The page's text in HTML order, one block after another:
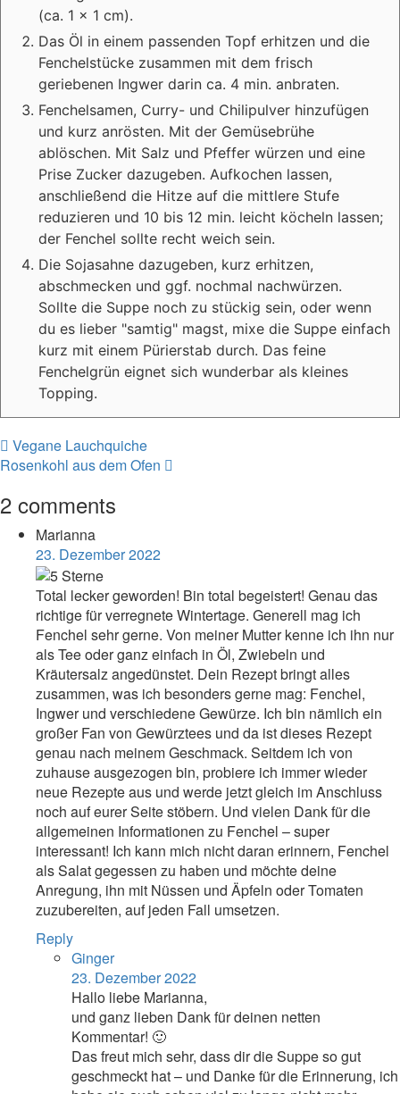
(ca. 1 x 1 cm).
Das Öl in einem passenden Topf erhitzen und die
Fenchelstücke zusammen mit dem frisch
geriebenen Ingwer darin ca. 4 min. anbraten.
Fenchelsamen, Curry- und Chilipulver hinzufügen
und kurz anrösten. Mit der Gemüsebrühe
ablöschen. Mit Salz und Pfeffer würzen und eine
Prise Zucker dazugeben. Aufkochen lassen,
anschließend die Hitze auf die mittlere Stufe
reduzieren und 10 bis 12 min. leicht köcheln lassen;
der Fenchel sollte recht weich sein.
Die Sojasahne dazugeben, kurz erhitzen,
abschmecken und ggf. nochmal nachwürzen.
Sollte die Suppe noch zu stückig sein, oder wenn
du es lieber "samtig" magst, mixe die Suppe einfach
kurz mit einem Pürierstab durch. Das feine
Fenchelgrün eignet sich wunderbar als kleines
Topping.
Beitragsnavigation
Vegane Lauchquiche
Rosenkohl aus dem Ofen
2 comments
Marianna
23. Dezember 2022
Total lecker geworden! Bin total begeistert! Genau das
richtige für verregnete Wintertage. Generell mag ich
Fenchel sehr gerne. Von meiner Mutter kenne ich ihn nur
als Tee oder ganz einfach in Öl, Zwiebeln und
Kräutersalz angedünstet. Dein Rezept bringt alles
zusammen, was ich besonders gerne mag: Fenchel,
Ingwer und verschiedene Gewürze. Ich bin nämlich ein
großer Fan von Gewürztees und da ist dieses Rezept
genau nach meinem Geschmack. Seitdem ich von
zuhause ausgezogen bin, probiere ich immer wieder
neue Rezepte aus und werde jetzt gleich im Anschluss
noch auf eurer Seite stöbern. Und vielen Dank für die
allgemeinen Informationen zu Fenchel – super
interessant! Ich kann mich nicht daran erinnern, Fenchel
als Salat gegessen zu haben und möchte deine
Anregung, ihn mit Nüssen und Äpfeln oder Tomaten
zuzubereiten, auf jeden Fall umsetzen.
Reply
Ginger
23. Dezember 2022
Hallo liebe Marianna,
und ganz lieben Dank für deinen netten
Kommentar! 🙂
Das freut mich sehr, dass dir die Suppe so gut
geschmeckt hat – und Danke für die Erinnerung, ich